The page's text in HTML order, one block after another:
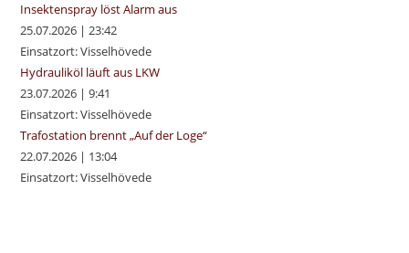
Insektenspray löst Alarm aus
25.07.2026 |23:42
Einsatzort: Visselhövede
Hydrauliköl läuft aus LKW
23.07.2026 |9:41
Einsatzort: Visselhövede
Trafostation brennt „Auf der Loge“
22.07.2026 | 13:04
Einsatzort: Visselhövede